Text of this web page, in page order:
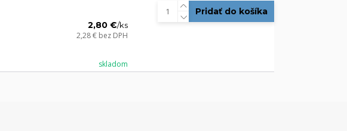
2,80 €/ks
2,28 € bez DPH
skladom
Pridať do košíka